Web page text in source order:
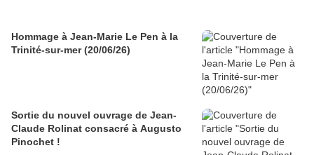
Hommage à Jean-Marie Le Pen à la
Trinité-sur-mer (20/06/26)
Sortie du nouvel ouvrage de Jean-
Claude Rolinat consacré à Augusto
Pinochet !